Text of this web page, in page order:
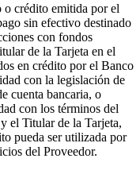
crédito emitida por el
sin efectivo destinado
con fondos
de la Tarjeta en el
en crédito por el Banco
con la legislación de
cuenta bancaria, o
con los términos del
el Titular de la Tarjeta,
pueda ser utilizada por
del Proveedor.